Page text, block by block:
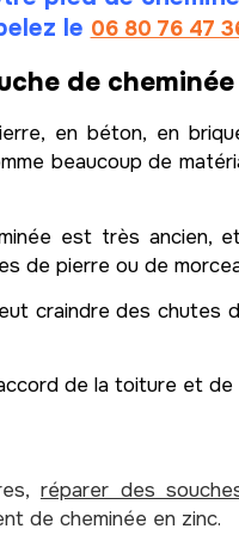
le 06 80 76 47
de cheminée
en béton, en
beaucoup de
est très ancien,
de pierre ou de
craindre des chutes
de la toiture et de
réparer des
de cheminée en zinc.